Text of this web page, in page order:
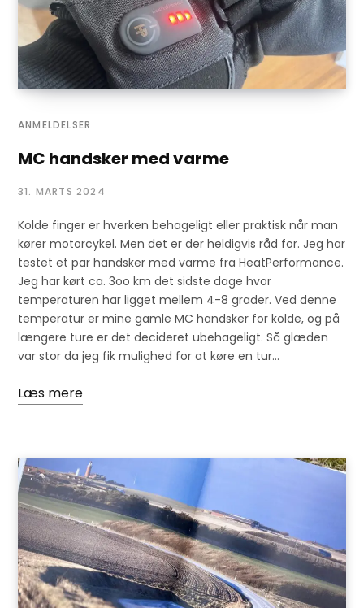
ANMELDELSER
MC handsker med varme
31. MARTS 2024
Kolde finger er hverken behageligt eller praktisk når man
kører motorcykel. Men det er der heldigvis råd for. Jeg har
testet et par handsker med varme fra HeatPerformance.
Jeg har kørt ca. 3oo km det sidste dage hvor
temperaturen har ligget mellem 4-8 grader. Ved denne
temperatur er mine gamle MC handsker for kolde, og på
længere ture er det decideret ubehageligt. Så glæden
var stor da jeg fik mulighed for at køre en tur…
Læs mere